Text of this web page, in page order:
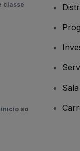
classe
início ao